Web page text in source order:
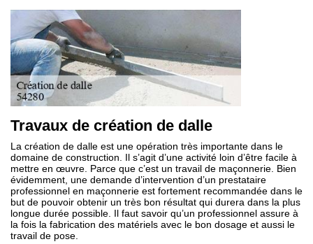
Travaux de création de dalle
La création de dalle est une opération très importante dans le
domaine de construction. Il s’agit d’une activité loin d’être facile à
mettre en œuvre. Parce que c’est un travail de maçonnerie. Bien
évidemment, une demande d’intervention d’un prestataire
professionnel en maçonnerie est fortement recommandée dans le
but de pouvoir obtenir un très bon résultat qui durera dans la plus
longue durée possible. Il faut savoir qu’un professionnel assure à
la fois la fabrication des matériels avec le bon dosage et aussi le
travail de pose.